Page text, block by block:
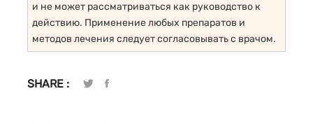
и не может рассматриваться как руководство к
действию. Применение любых препаратов и
методов лечения следует согласовывать с врачом.
SHARE :